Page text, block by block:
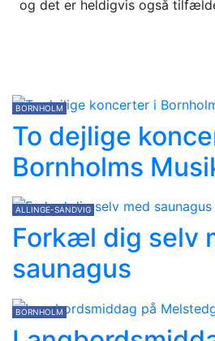
og det er heldigvis også
BORNHOLM
To dejlige
Bornholms
ALLINGE-SANDVIG
Forkæl dig selv
saunagus
BORNHOLM